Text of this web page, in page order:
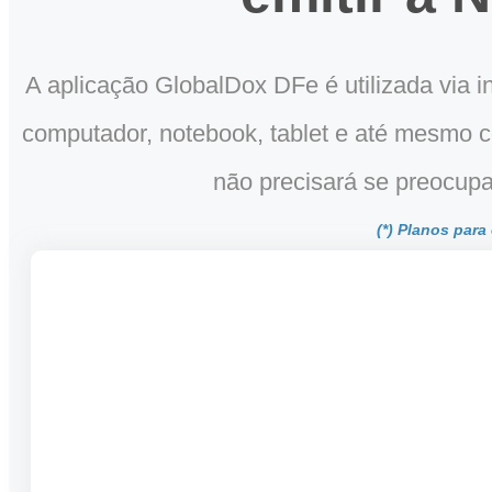
A aplicação GlobalDox DFe é utilizada via
computador, notebook, tablet e até mesmo
não precisará se
(*) Planos para